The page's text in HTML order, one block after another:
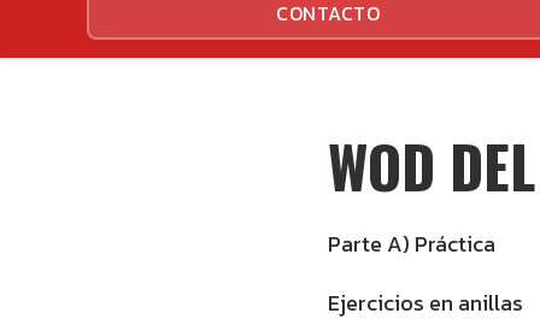
FUNCIONALES
CONTACTO
WOD
Parte A) Práctica
Ejercicios en anillas